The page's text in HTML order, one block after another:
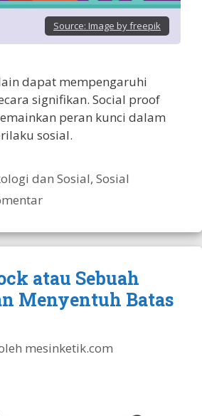
Source: Image by freepik
dapat mempengaruhi
signifikan. Social proof
peran kunci dalam
sosial.
dan Sosial,Sosial
atau Sebuah
Menyentuh Batas
mesinketik.com